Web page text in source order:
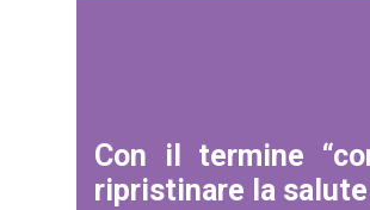
Con il termine
ripristinare la